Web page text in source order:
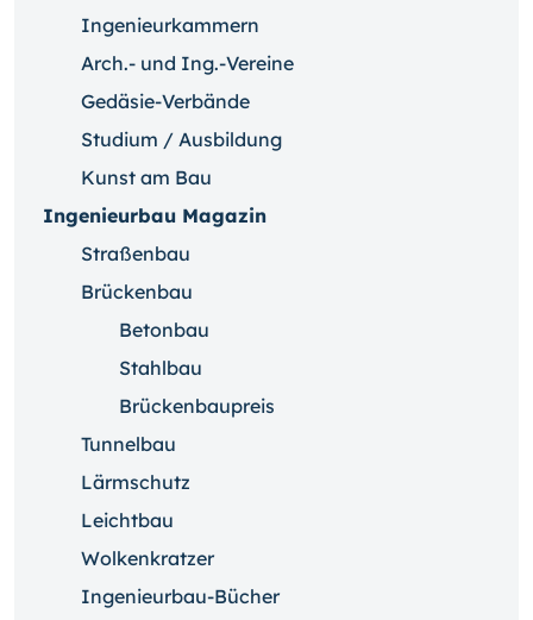
Ingenieurkammern
Arch.- und Ing.-Vereine
Gedäsie-Verbände
Studium / Ausbildung
Kunst am Bau
Ingenieurbau Magazin
Straßenbau
Brückenbau
Betonbau
Stahlbau
Brückenbaupreis
Tunnelbau
Lärmschutz
Leichtbau
Wolkenkratzer
Ingenieurbau-Bücher